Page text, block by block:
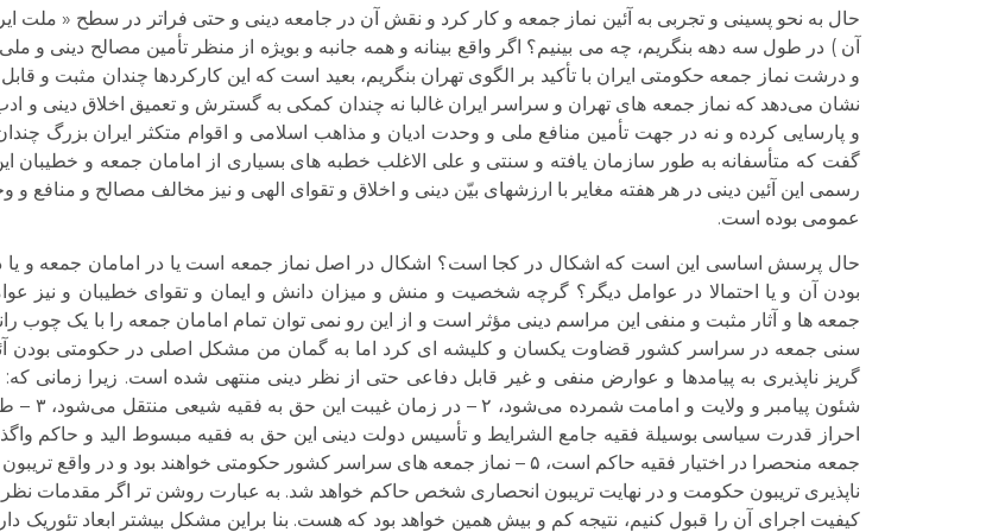
حال به نحو پسینی و تجربی به آئین نماز جمعه و کار کرد و نقش آن در جامعه دینی و حتی فراتر در سطح « ملت
آن ) در طول سه دهه بنگریم، چه می بینیم؟ اگر واقع بینانه و همه جانبه و بویژه از منظر تأمین مصالح دینی و
و درشت نماز جمعه حکومتی ایران با تأکید بر الگوی تهران بنگریم، بعید است که این کارکردها چندان مثبت و
نشان می‌‌دهد که نماز جمعه های تهران و سراسر ایران غالبا نه چندان کمکی به گسترش و تعمیق اخلاق دینی و
و پارسایی کرده و نه در جهت تأمین منافع ملی و وحدت ادیان و مذاهب اسلامی و اقوام متکثر ایران بزرگ
گفت که متأسفانه به طور سازمان یافته و سنتی و علی الاغلب خطبه های بسیاری از امامان جمعه و خطیبان
رسمی این آئین دینی در هر هفته مغایر با ارزشهای بیّن دینی و اخلاق و تقوای الهی و نیز مخالف مصالح و
عمومی بوده است.
حال پرسش اساسی این است که اشکال در کجا است؟ اشکال در اصل نماز جمعه است یا در امامان جمعه و یا
بودن آن و یا احتمالا در عوامل دیگر؟ گرچه شخصیت و منش و میزان دانش و ایمان و تقوای خطیبان و نیز
جمعه ها و آثار مثبت و منفی این مراسم دینی مؤثر است و از این رو نمی توان تمام امامان جمعه را با یک چوب
سنی جمعه در سراسر کشور قضاوت یکسان و کلیشه ای کرد اما به گمان من مشکل اصلی در حکومتی بودن
شئون
جمعه منحصرا در اختیار فقیه حاکم است، ۵ – نماز جمعه های سراسر کشور حکومتی خواهند بود و
ناپذیری تریبون حکومت و در نهایت تریبون انحصاری شخص حاکم خواهد شد. به عبارت روشن تر اگر مقدمات
کیفیت اجرای آن را قبول کنیم، نتیجه کم و بیش همین خواهد بود که هست. بنا براین مشکل بیشتر ابعاد تئوریک